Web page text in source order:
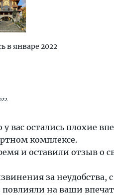
в январе 2022
вас остались плохие
комплексе.
и оставили отзыв о
за неудобства,
повлияли на ваши